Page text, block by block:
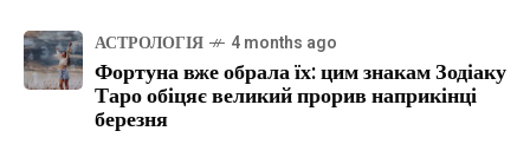
АСТРОЛОГІЯ 4 months ago
Фортуна вже обрала їх: цим знакам Зодіаку
Таро обіцяє великий прорив наприкінці
березня